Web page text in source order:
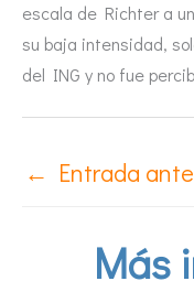
escala de Richter a
su baja intensidad,
del ING y no fue
← Entrada
Más